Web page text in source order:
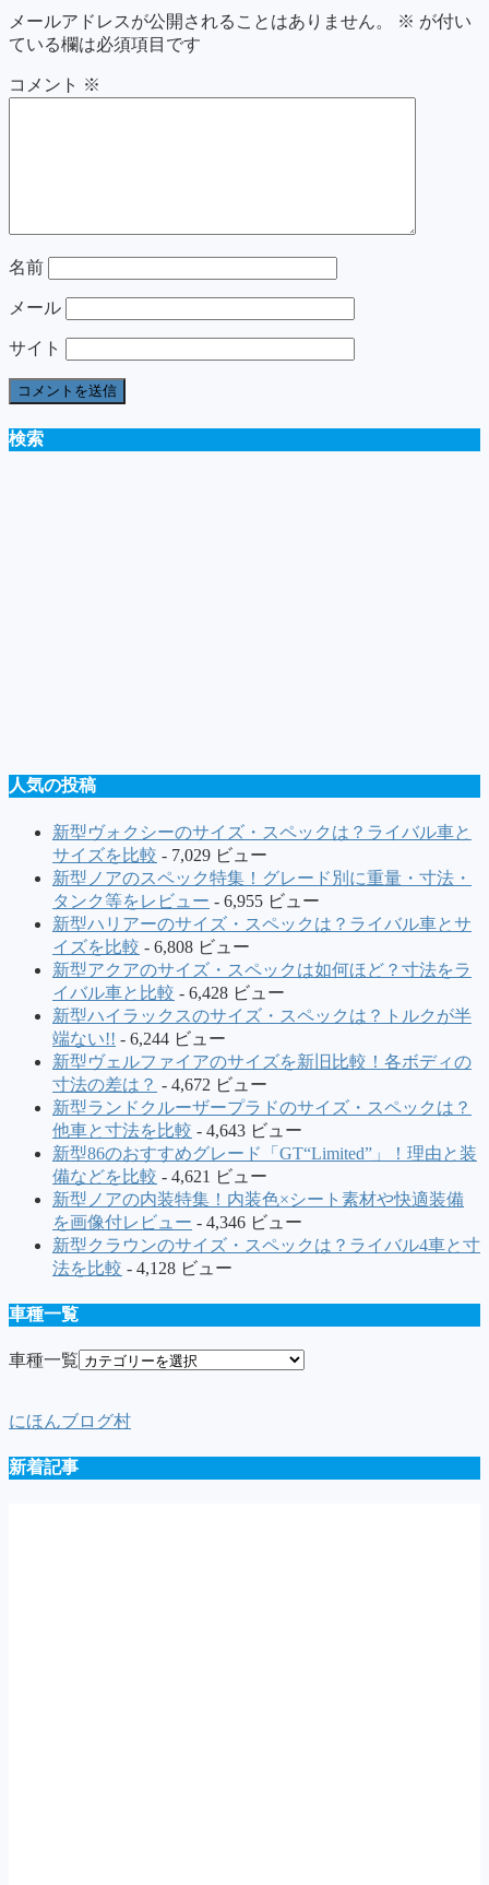
メールアドレスが公開されることはありません。 ※ が付い
ている欄は必須項目です
コメント ※
名前
メール
サイト
検索
人気の投稿
新型ヴォクシーのサイズ・スペックは？ライバル車と
サイズを比較 - 7,029 ビュー
新型ノアのスペック特集！グレード別に重量・寸法・
タンク等をレビュー - 6,955 ビュー
新型ハリアーのサイズ・スペックは？ライバル車とサ
イズを比較 - 6,808 ビュー
新型アクアのサイズ・スペックは如何ほど？寸法をラ
イバル車と比較 - 6,428 ビュー
新型ハイラックスのサイズ・スペックは？トルクが半
端ない!! - 6,244 ビュー
新型ヴェルファイアのサイズを新旧比較！各ボディの
寸法の差は？ - 4,672 ビュー
新型ランドクルーザープラドのサイズ・スペックは？
他車と寸法を比較 - 4,643 ビュー
新型86のおすすめグレード「GT“Limited”」！理由と装
備などを比較 - 4,621 ビュー
新型ノアの内装特集！内装色×シート素材や快適装備
を画像付レビュー - 4,346 ビュー
新型クラウンのサイズ・スペックは？ライバル4車と寸
法を比較 - 4,128 ビュー
車種一覧
車種一覧
にほんブログ村
新着記事